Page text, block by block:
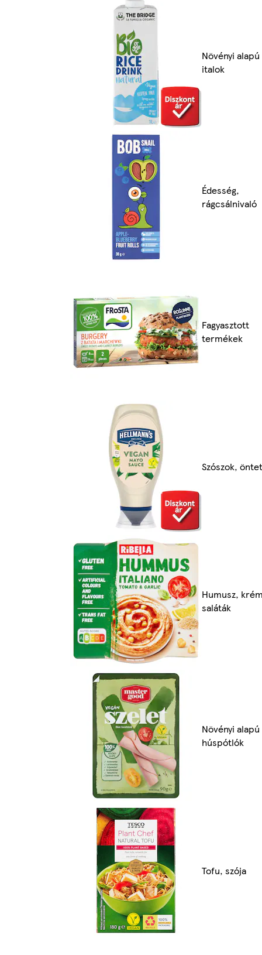
Növényi alapú
italok
Édesség,
rágcsálnivaló
Fagyasztott
termékek
Szószok,
Humusz,
saláták
Növényi alapú
húspótlók
Tofu, szója